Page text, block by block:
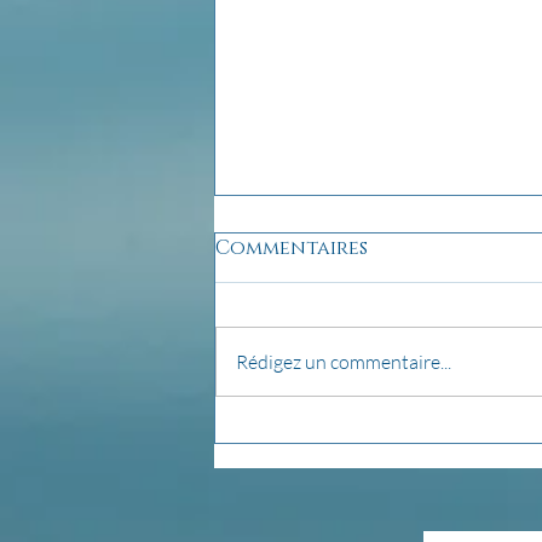
pensée du jour...
Commentaires
Rédigez un commentaire...